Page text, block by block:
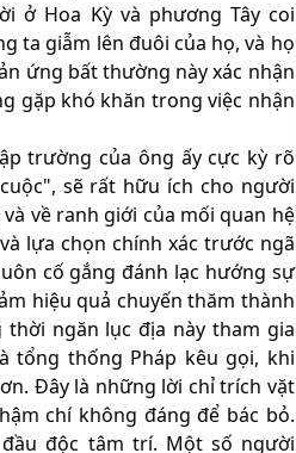
ở Hoa Kỳ và phương Tây coi
ta giẫm lên đuôi của họ, và họ
ứng bất thường này xác nhận
gặp khó khăn trong việc nhận
trường của ông ấy cực kỳ rõ
sẽ rất hữu ích cho người
về ranh giới của mối quan hệ
lựa chọn chính xác trước ngã
cố gắng đánh lạc hướng sự
hiệu quả chuyến thăm thành
ngăn lục địa này tham gia
tổng thống Pháp kêu gọi, khi
Đây là những lời chỉ trích vặt
chí không đáng để bác bỏ.
độc tâm trí. Một số người